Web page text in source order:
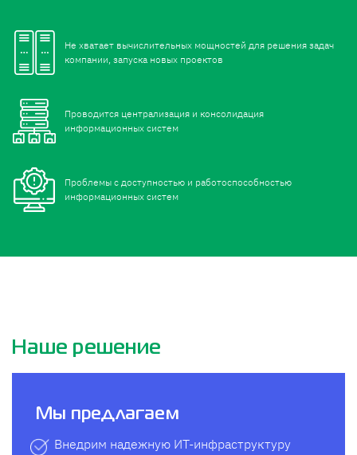
Не хватает вычислительных мощностей для решения задач
компании, запуска новых проектов
Проводится централизация и консолидация
информационных систем
Проблемы с доступностью и работоспособностью
информационных систем
Наше решение
Мы предлагаем
Внедрим надежную ИТ-инфраструктуру